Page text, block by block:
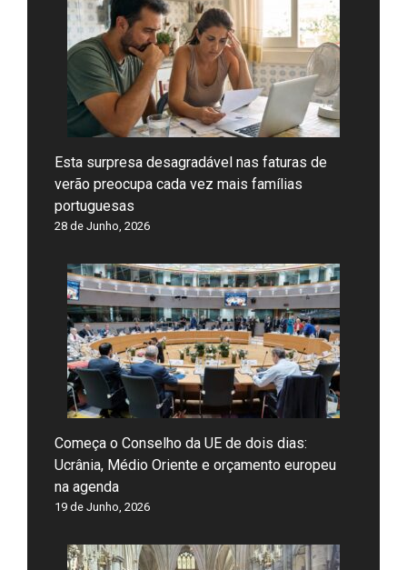
Esta surpresa desagradável nas faturas de
verão preocupa cada vez mais famílias
portuguesas
28 de Junho, 2026
Começa o Conselho da UE de dois dias:
Ucrânia, Médio Oriente e orçamento europeu
na agenda
19 de Junho, 2026